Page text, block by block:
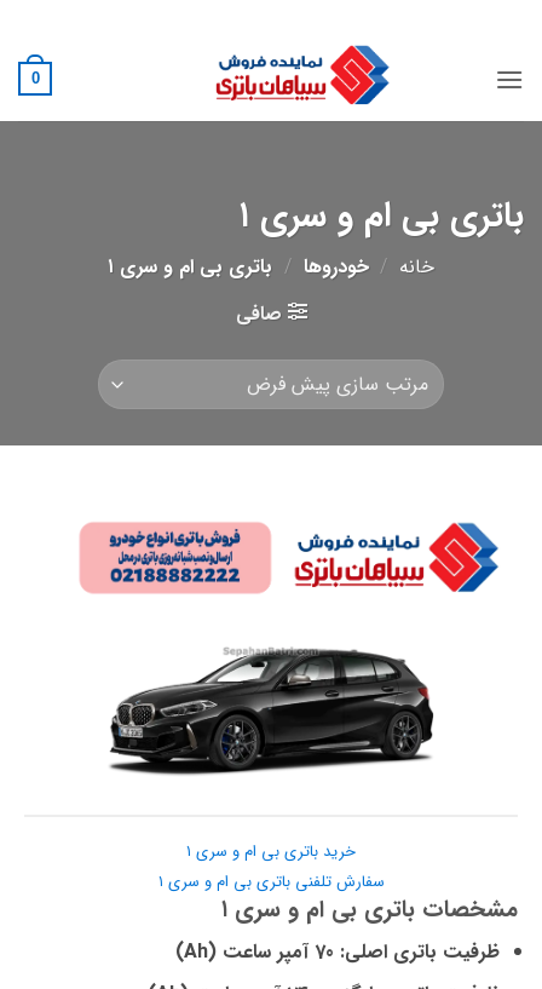
content
0
باتری بی ام و سری ۱
خانه / خودروها / باتری بی ام و سری ۱
صافی
خرید باتری بی ام و سری ۱
سفارش تلفنی باتری بی ام و سری ۱
مشخصات باتری بی ام و سری ۱
ظرفیت باتری اصلی: 70 آمپر ساعت (Ah)